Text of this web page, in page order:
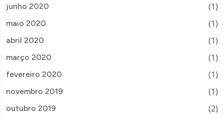
junho 2020 (1)
maio 2020 (1)
abril 2020 (1)
março 2020 (1)
fevereiro 2020 (1)
novembro 2019 (1)
outubro 2019 (2)